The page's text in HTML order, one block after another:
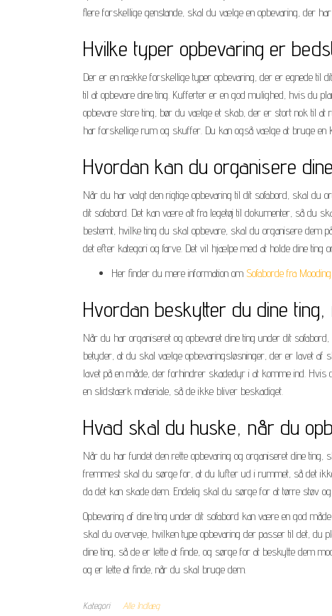
flere forskellige genstande, skal du vælge en opbevaring, der
Hvilke typer opbevaring er
Der er en række forskellige typer opbevaring, der er egnede til
til at opbevare dine ting. Kufferter er en god mulighed, hvis du
opbevare store ting, bør du vælge et skab, der er stort nok til
har forskellige rum og skuffer. Du kan også vælge at bruge en
Hvordan kan du organisere
Når du har valgt den rigtige opbevaring til dit sofabord, skal du
dit sofabord. Det kan være alt fra legetøj til dokumenter, så du
bestemt, hvilke ting du skal opbevare, skal du organisere dem
det efter kategori og farve. Det vil hjælpe med at holde dine ting
Her finder du mere information om Sofaborde fra
Hvordan beskytter du dine
Når du har organiseret og opbevaret dine ting under dit
betyder, at du skal vælge opbevaringsløsninger, der er lavet
lavet på en måde, der forhindrer skadedyr i at komme ind.
en slidstærk materiale, så de ikke bliver beskadiget.
Hvad skal du huske, når du
Når du har fundet den rette opbevaring og organiseret dine
fremmest skal du sørge for, at du lufter ud i rummet, så det
da det kan skade dem. Endelig skal du sørge for at tørre støv
Opbevaring af dine ting under dit sofabord kan være en god
skal du overveje, hvilken type opbevaring der passer til det,
dine ting, så de er lette at finde, og sørge for at beskytte dem
og er lette at finde, når du skal bruge dem.
Kategori Alle Indlæg